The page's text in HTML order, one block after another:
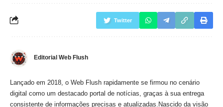
Twitter
Editorial Web Flush
Lançado em 2018, o Web Flush rapidamente se firmou no cenário
digital como um destacado portal de notícias, graças à sua entrega
consistente de informações precisas e atualizadas.Nascido da visão